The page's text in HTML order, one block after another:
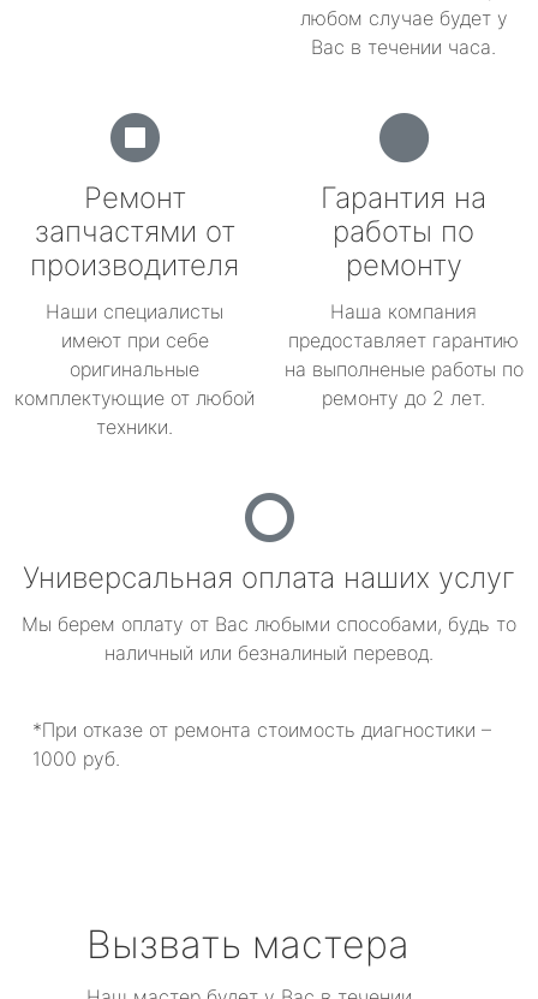
любом случае будет у
Вас в течении часа.
Ремонт
запчастями от
производителя
Наши специалисты
имеют при себе
оригинальные
комплектующие от любой
техники.
Гарантия на
работы по
ремонту
Наша компания
предоставляет гарантию
на выполненые работы по
ремонту до 2 лет.
Универсальная оплата наших услуг
Мы берем оплату от Вас любыми способами, будь то
наличный или безналиный перевод.
*При отказе от ремонта стоимость диагностики –
1000 руб.
Вызвать мастера